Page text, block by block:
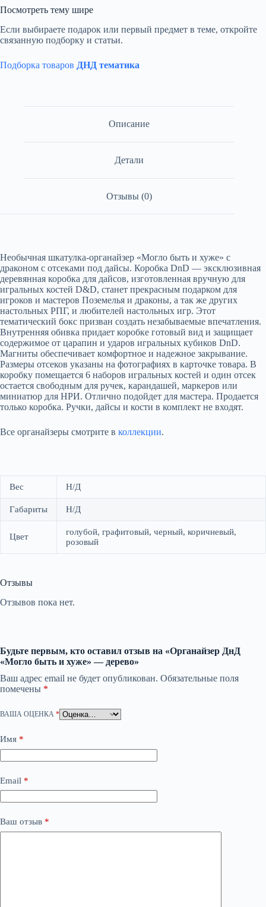
Посмотреть тему шире
Если выбираете подарок или первый предмет в теме, откройте
связанную подборку и статьи.
Подборка товаров ДНД тематика
Описание
Детали
Отзывы (0)
Необычная шкатулка-органайзер «Могло быть и хуже» с
драконом с отсеками под дайсы. Коробка DnD — эксклюзивная
деревянная коробка для дайсов, изготовленная вручную для
игральных костей D&D, станет прекрасным подарком для
игроков и мастеров Поземелья и драконы, а так же других
настольных РПГ, и любителей настольных игр. Этот
тематический бокс призван создать незабываемые впечатления.
Внутренняя обивка придает коробке готовый вид и защищает
содержимое от царапин и ударов игральных кубиков DnD.
Магниты обеспечивает комфортное и надежное закрывание.
Размеры отсеков указаны на фотографиях в карточке товара. В
коробку помещается 6 наборов игральных костей и один отсек
остается свободным для ручек, карандашей, маркеров или
миниатюр для НРИ. Отлично подойдет для мастера. Продается
только коробка. Ручки, дайсы и кости в комплект не входят.
Все органайзеры смотрите в коллекции.
Вес Н/Д
Габариты Н/Д
Цвет
голубой, графитовый, черный, коричневый,
розовый
Отзывы
Отзывов пока нет.
Будьте первым, кто оставил отзыв на «Органайзер ДнД
«Могло быть и хуже» — дерево»
Ваш адрес email не будет опубликован. Обязательные поля
помечены *
ВАША ОЦЕНКА *
Имя *
Email *
Ваш отзыв *